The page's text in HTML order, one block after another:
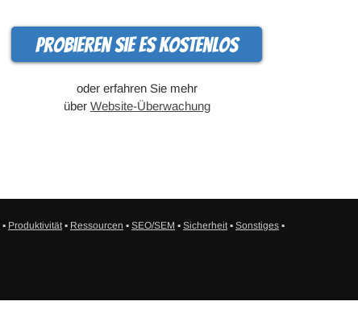
Probieren Sie es kostenlos
oder erfahren Sie mehr
über Website-Überwachung
▪ Produktivität▪ Ressourcen ▪ SEO/SEM ▪ Sicherheit▪ Sonstiges ▪